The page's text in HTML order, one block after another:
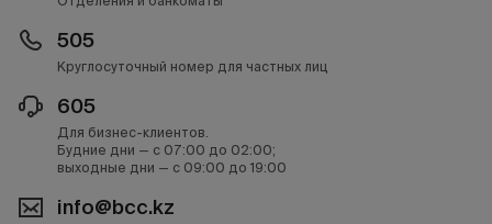
505
Круглосуточный номер для частных лиц
605
Для бизнес-клиентов.
Будние дни — с 07:00 до 02:00;
выходные дни — с 09:00 до 19:00
info@bcc.kz